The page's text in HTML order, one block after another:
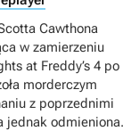
Cawthona
w zamierzeniu
at Freddy’s 4 po
morderczym
z poprzednimi
jednak odmieniona.